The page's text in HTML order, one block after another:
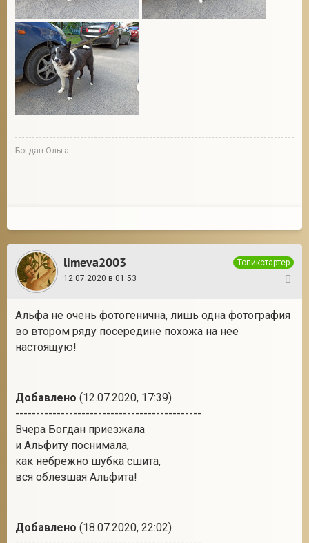
Богдан Ольга
limeva2003
Топикстартер
12.07.2020 в 01:53
Альфа не очень фотогенична, лишь одна фотография
во втором ряду посередине похожа на нее
настоящую!
Добавлено (12.07.2020, 17:39)
---------------------------------------------
Вчера Богдан приезжала
и Альфиту поснимала,
как небрежно шубка сшита,
вся облезшая Альфита!
Добавлено (18.07.2020, 22:02)